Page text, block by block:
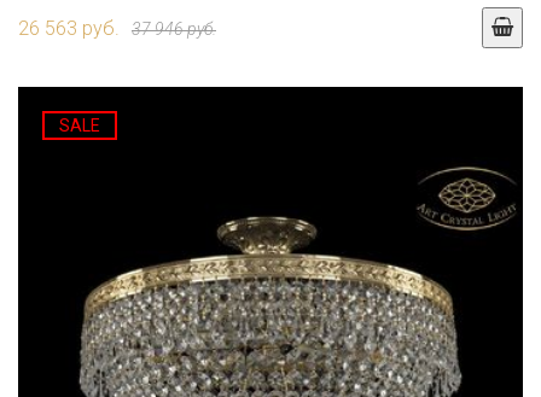
26 563 руб. 37 946 руб.
SALE